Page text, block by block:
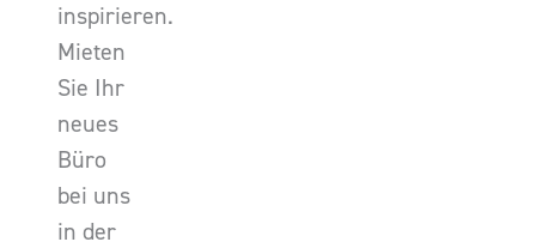
inspirieren.
Mieten
Sie Ihr
neues
Büro
bei uns
in der